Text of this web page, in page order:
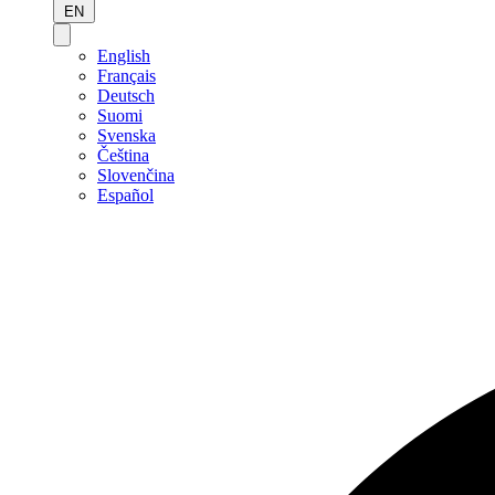
EN
English
Français
Deutsch
Suomi
Svenska
Čeština
Slovenčina
Español